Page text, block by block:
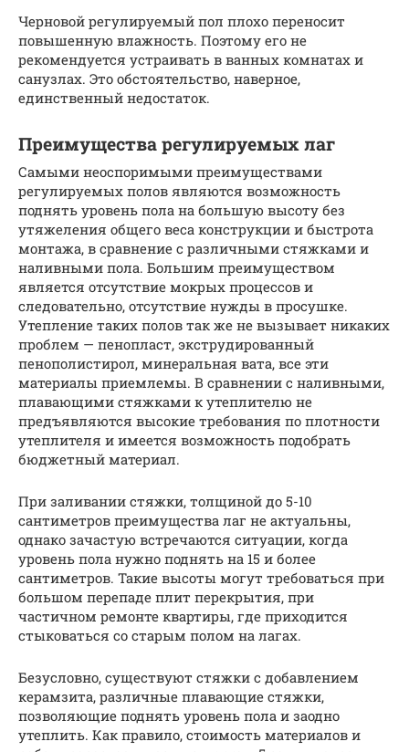
Черновой регулируемый пол плохо переносит
повышенную влажность. Поэтому его не
рекомендуется устраивать в ванных комнатах и
санузлах. Это обстоятельство, наверное,
единственный недостаток.
Преимущества регулируемых лаг
Самыми неоспоримыми преимуществами
регулируемых полов являются возможность
поднять уровень пола на большую высоту без
утяжеления общего веса конструкции и быстрота
монтажа, в сравнение с различными стяжками и
наливными пола. Большим преимуществом
является отсутствие мокрых процессов и
следовательно, отсутствие нужды в просушке.
Утепление таких полов так же не вызывает никаких
проблем — пенопласт, экструдированный
пенополистирол, минеральная вата, все эти
материалы приемлемы. В сравнении с наливными,
плавающими стяжками к утеплителю не
предъявляются высокие требования по плотности
утеплителя и имеется возможность подобрать
бюджетный материал.
При заливании стяжки, толщиной до 5-10
сантиметров преимущества лаг не актуальны,
однако зачастую встречаются ситуации, когда
уровень пола нужно поднять на 15 и более
сантиметров. Такие высоты могут требоваться при
большом перепаде плит перекрытия, при
частичном ремонте квартиры, где приходится
стыковаться со старым полом на лагах.
Безусловно, существуют стяжки с добавлением
керамзита, различные плавающие стяжки,
позволяющие поднять уровень пола и заодно
утеплить. Как правило, стоимость материалов и